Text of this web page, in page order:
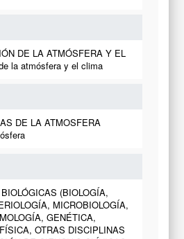
DE LA ATMÓSFERA Y EL
la atmósfera y el clima
DE LA ATMOSFERA
(BIOLOGÍA,
MICROBIOLOGÍA,
GENÉTICA,
OTRAS DISCIPLINAS